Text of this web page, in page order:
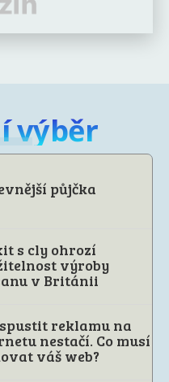
výběr
půjčka
s cly ohrozí
výroby
v Británii
reklamu na
nestačí. Co musí
váš web?